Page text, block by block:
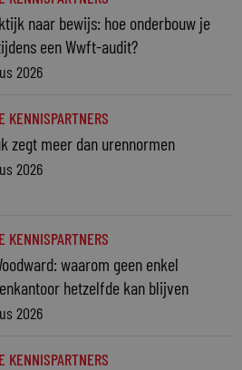
naar bewijs: hoe onderbouw je
een Wwft-audit?
2026
KENNISPARTNERS
zegt meer dan urennormen
2026
KENNISPARTNERS
waarom geen enkel
hetzelfde kan blijven
2026
KENNISPARTNERS